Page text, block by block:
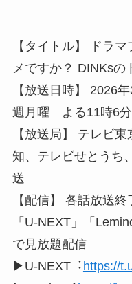
【タイトル】 ドラ
メですか？ DINKsの
【放送日時】 2026
週月曜 よる11時6分
【放送局】 テレビ
知、テレビせとうち
送
【配信】 各話放送
「U-NEXT」「
で見放題配信
▶U-NEXT︓ https://